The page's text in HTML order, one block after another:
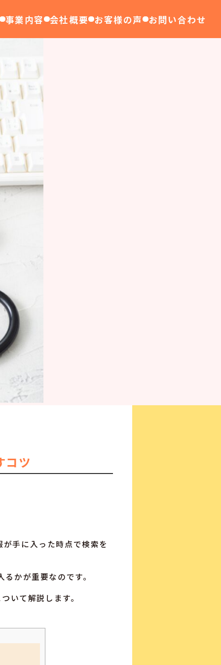
事業内容 会社概要 お客様の声 お問い合わせ
コツ
手に入った時点で検索を
かが重要なのです。
いて解説します。